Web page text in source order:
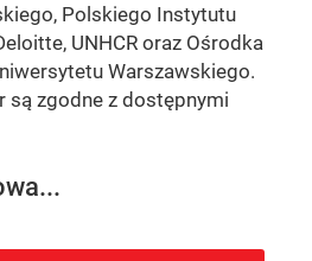
Polskiego Instytutu
UNHCR oraz Ośrodka
Warszawskiego.
są zgodne z dostępnymi